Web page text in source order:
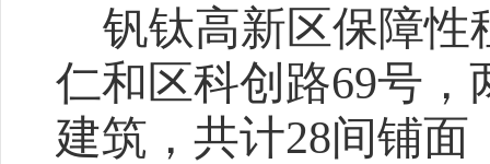
钒钛高新区保障性
仁和区科创路69号
建筑，共计28间铺